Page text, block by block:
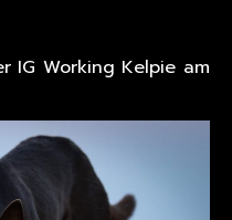
IG Working Kelpie am